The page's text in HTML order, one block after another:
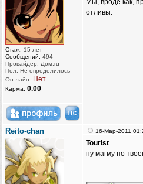
Стаж: 15 лет
Сообщений: 494
Провайдер: Дом.ru
Пол: Не определилось
Он-лайн: Нет
Карма: 0.00
Мы, вроде как,
отливы.
Reito-chan 16-Мар-2011
Tourist
ну магму по